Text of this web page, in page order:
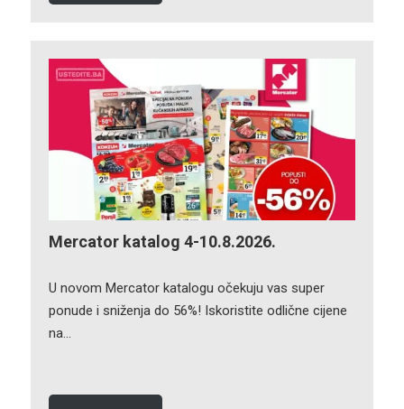
Mercator katalog 4-10.8.2026.
U novom Mercator katalogu očekuju vas super
ponude i sniženja do 56%! Iskoristite odlične cijene
na…